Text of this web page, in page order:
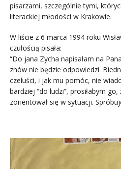
pisarzami, szczególnie tymi,
literackiej młodości w Krakowie.
W liście z 6 marca 1994 roku
czułością pisała:
“Do jana Zycha napisałam na
znów nie będzie odpowiedzi.
czeluści, i jak mu pomóc, nie
bardziej “do ludzi”, prosiłabym go,
zorientował się w sytuacji.